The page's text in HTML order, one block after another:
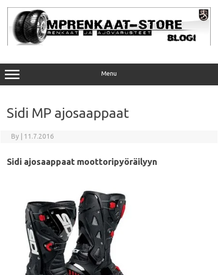
content
Menu
Sidi MP ajosaappaat
By 11.7.2016
Sidi ajosaappaat moottoripyöräilyyn